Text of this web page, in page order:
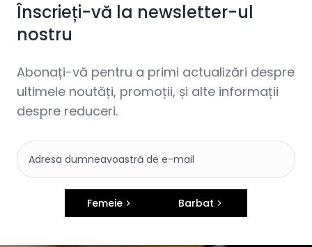
Înscrieți-vă la newsletter-ul
nostru
Abonați-vă pentru a primi actualizări despre
ultimele noutăți, promoții, și alte informații
despre reduceri.
Femeie Barbat